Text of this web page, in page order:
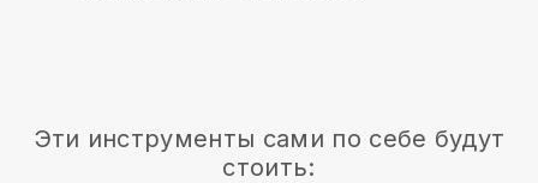
Эти инструменты сами по себе будут
стоить: